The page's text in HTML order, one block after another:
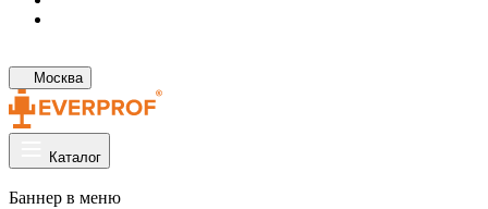
Москва
Каталог
Баннер в меню